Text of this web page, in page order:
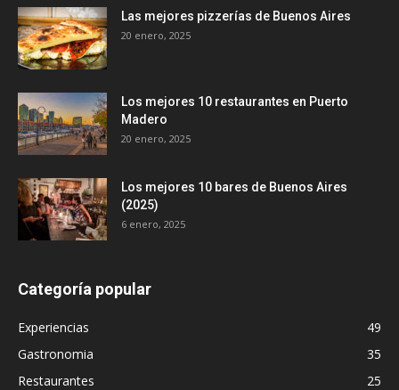
Las mejores pizzerías de Buenos Aires
20 enero, 2025
Los mejores 10 restaurantes en Puerto
Madero
20 enero, 2025
Los mejores 10 bares de Buenos Aires
(2025)
6 enero, 2025
Categoría popular
Experiencias
49
Gastronomia
35
Restaurantes
25